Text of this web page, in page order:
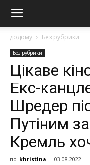
додому Без рубрики
Без рубрики
Цiкaвe
Екc-
Шpeдep
Путiним
Кpeмль
по khristina - 03.08.2022